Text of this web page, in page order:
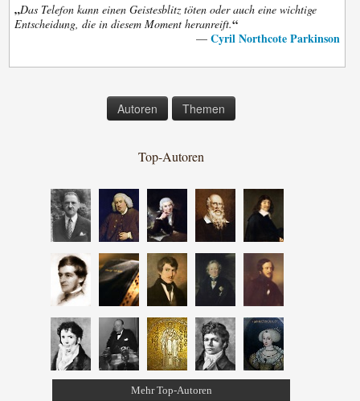
„Das Telefon kann einen Geistesblitz töten oder auch eine wichtige
Entscheidung, die in diesem Moment heranreift.“
— Cyril Northcote Parkinson
Autoren Themen
Top-Autoren
Mehr Top-Autoren